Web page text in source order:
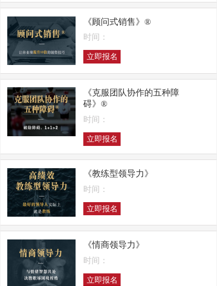
《顾问式销售》®
时间：
立即报名
《克服团队协作的五种障
碍》®
时间：
立即报名
《教练型领导力》
时间：
立即报名
《情商领导力》
时间：
立即报名